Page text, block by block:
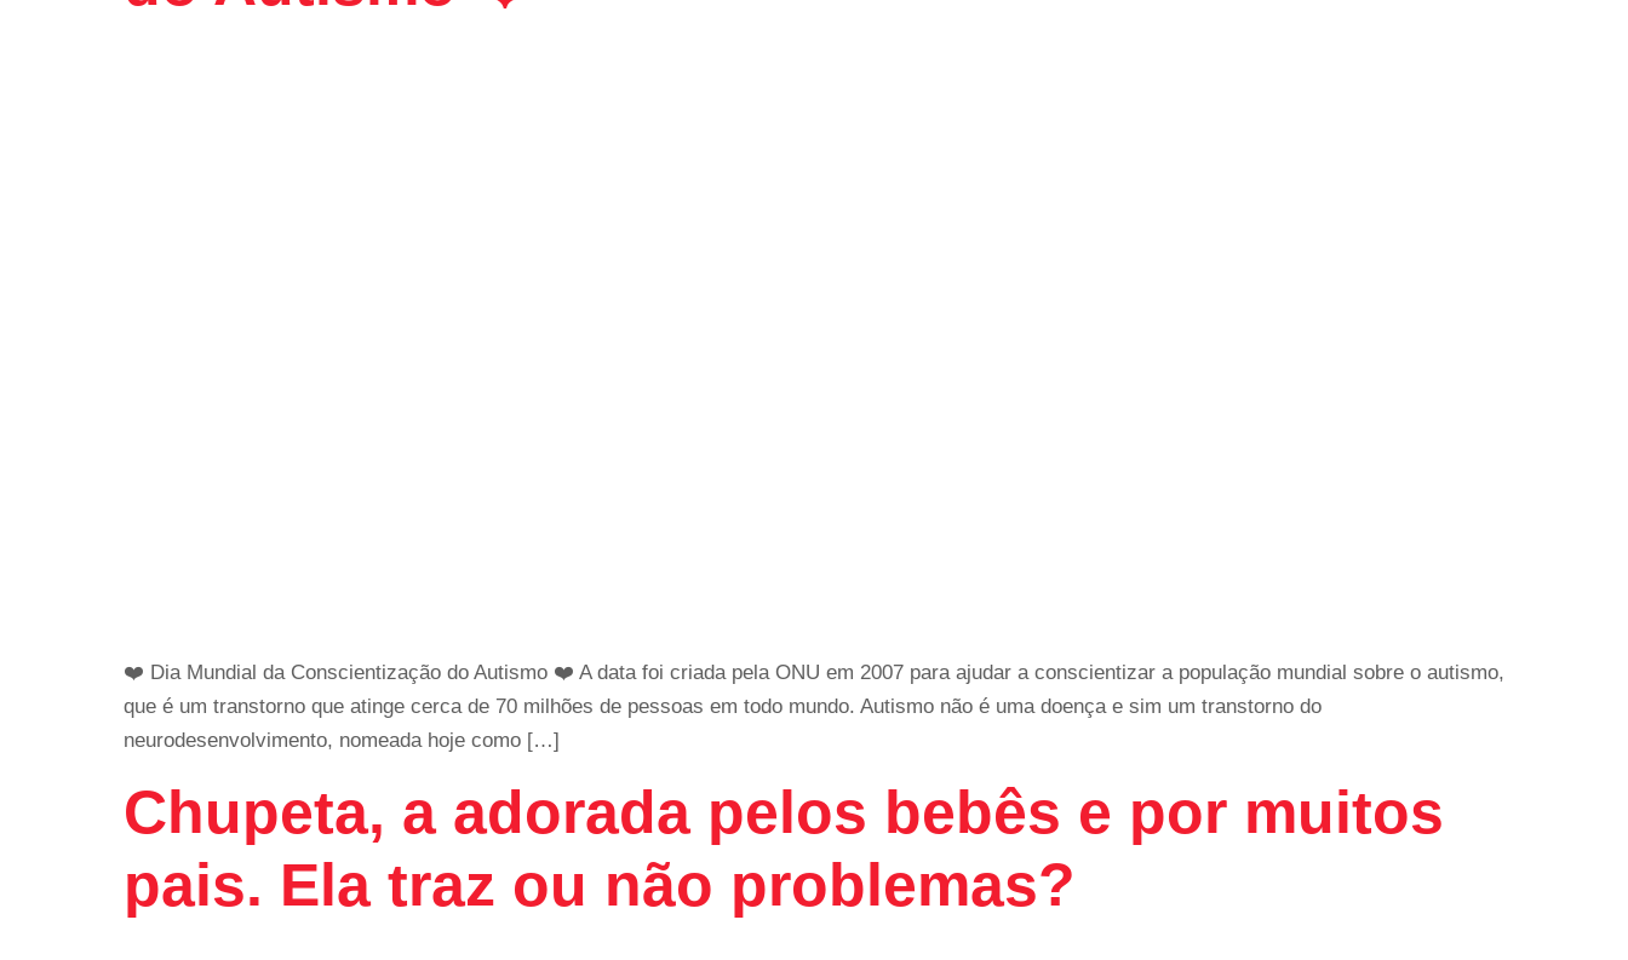
❤️ Dia Mundial da Conscientização do Autismo ❤️ A data foi criada pela ONU em 2007 para ajudar a conscientizar a população mundial sobre o autismo,
que é um transtorno que atinge cerca de 70 milhões de pessoas em todo mundo. Autismo não é uma doença e sim um transtorno do
neurodesenvolvimento, nomeada hoje como […]
Chupeta, a adorada pelos bebês e por muitos
pais. Ela traz ou não problemas?